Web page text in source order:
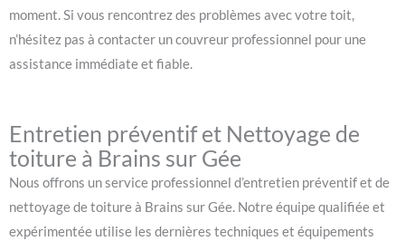
moment. Si vous rencontrez des problèmes avec votre toit,
n’hésitez pas à contacter un couvreur professionnel pour une
assistance immédiate et fiable.
Entretien préventif et Nettoyage de
toiture à Brains sur Gée
Nous offrons un service professionnel d’entretien préventif et de
nettoyage de toiture à Brains sur Gée. Notre équipe qualifiée et
expérimentée utilise les dernières techniques et équipements